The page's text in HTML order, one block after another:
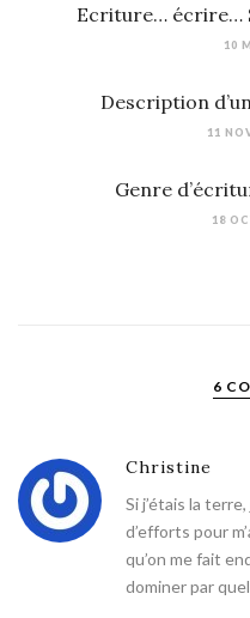
Ecriture… écrire…
10
Description
11
Genre
18
6
Christine
Si j’étais la
d’efforts pour
qu’on me fait
dominer par